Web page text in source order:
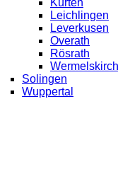
Kürten
Leichlingen
Leverkusen
Overath
Rösrath
Solingen
Wuppertal